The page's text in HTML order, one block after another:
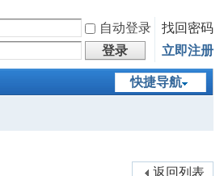
自动登录
找回密码
登录 立即注册
快捷导航
返回列表